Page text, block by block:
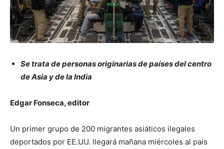
Se trata de personas originarias de países del centro
de Asia y de la India
Edgar Fonseca, editor
Un primer grupo de 200 migrantes asiáticos ilegales
deportados por EE.UU. llegará mañana miércoles al país